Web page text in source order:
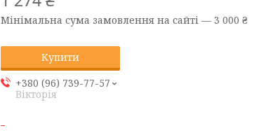
Мінімальна сума замовлення на сайті — 3 000 ₴
Купити
+380 (96) 739-77-57
Вікторія